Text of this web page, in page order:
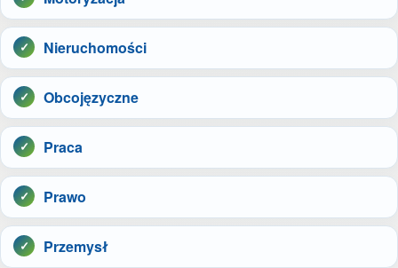
Nieruchomości
Obcojęzyczne
Praca
Prawo
Przemysł